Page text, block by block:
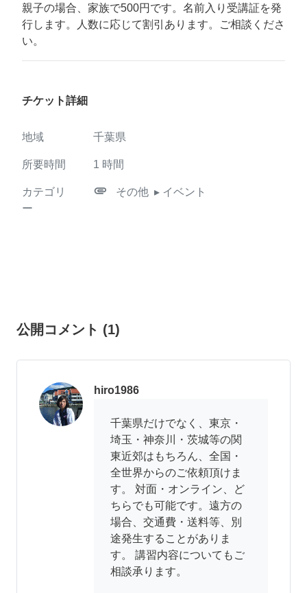
親子の場合、家族で500円です。名前入り受講証を発
行します。人数に応じて割引あります。ご相談くださ
い。
チケット詳細
地域 千葉県
所要時間 1 時間
カテゴリ
ー
attachment その他 ▸ イベント
公開コメント (1)
hiro1986
千葉県だけでなく、東京・
埼玉・神奈川・茨城等の関
東近郊はもちろん、全国・
全世界からのご依頼頂けま
す。 対面・オンライン、ど
ちらでも可能です。遠方の
場合、交通費・送料等、別
途発生することがありま
す。 講習内容についてもご
相談承ります。